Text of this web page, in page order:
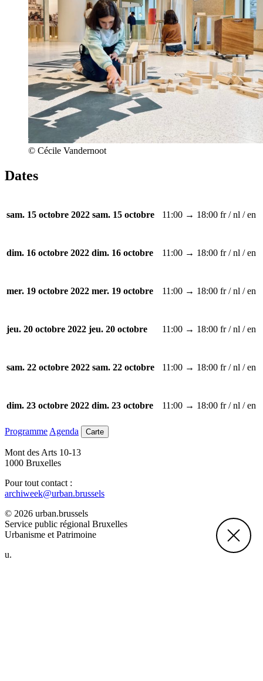
© Cécile Vandernoot
Dates
sam. 15 octobre 2022 sam. 15 octobre 11:00 → 18:00 fr / nl / en
dim. 16 octobre 2022 dim. 16 octobre 11:00 → 18:00 fr / nl / en
mer. 19 octobre 2022 mer. 19 octobre 11:00 → 18:00 fr / nl / en
jeu. 20 octobre 2022 jeu. 20 octobre 11:00 → 18:00 fr / nl / en
sam. 22 octobre 2022 sam. 22 octobre 11:00 → 18:00 fr / nl / en
dim. 23 octobre 2022 dim. 23 octobre 11:00 → 18:00 fr / nl / en
Programme Agenda Carte
Mont des Arts 10-13
1000 Bruxelles
Pour tout contact :
archiweek@urban.brussels
© 2026 urban.brussels
Service public régional Bruxelles
Urbanisme et Patrimoine
u.